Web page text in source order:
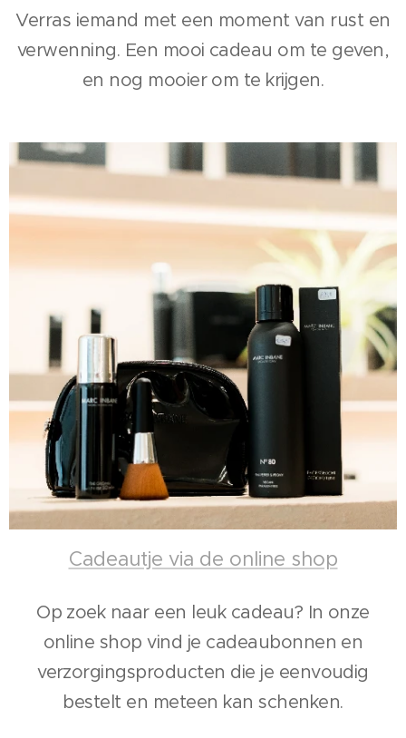
Verras iemand met een moment van rust en
verwenning. Een mooi cadeau om te geven,
en nog mooier om te krijgen.
Cadeautje via de online shop
Op zoek naar een leuk cadeau? In onze
online shop vind je cadeaubonnen en
verzorgingsproducten die je eenvoudig
bestelt en meteen kan schenken.